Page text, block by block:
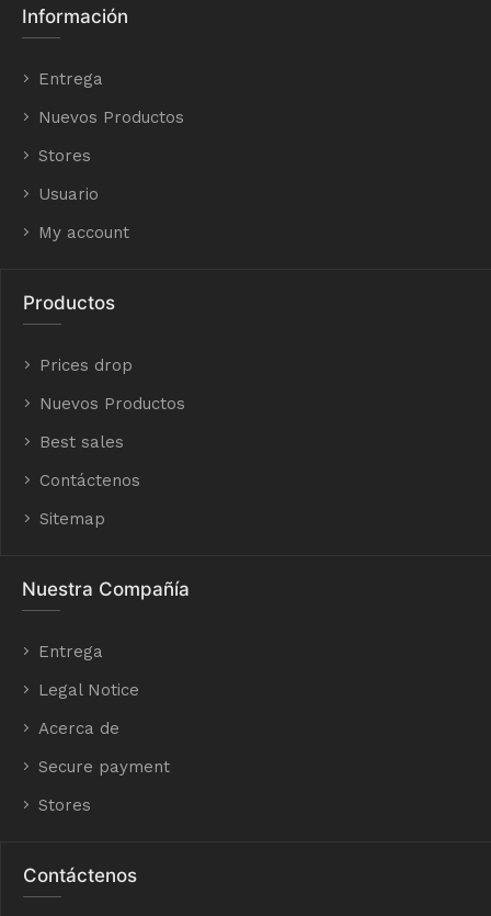
Información
Entrega
Nuevos Productos
Stores
Usuario
My account
Productos
Prices drop
Nuevos Productos
Best sales
Contáctenos
Sitemap
Nuestra Compañía
Entrega
Legal Notice
Acerca de
Secure payment
Stores
Contáctenos